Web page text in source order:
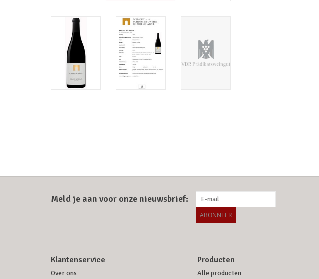
Meld je aan voor onze nieuwsbrief:
ABONNEER
Klantenservice
Over ons
Producten
Alle producten